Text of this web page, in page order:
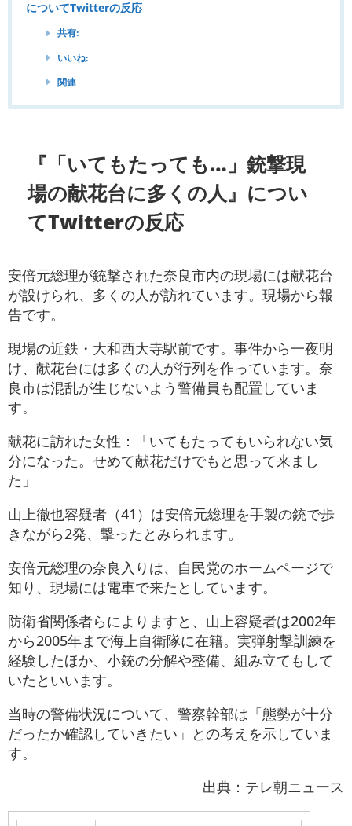
についてTwitterの反応
共有:
いいね:
関連
『「いてもたっても…」銃撃現
場の献花台に多くの人』につい
てTwitterの反応
安倍元総理が銃撃された奈良市内の現場には献花台
が設けられ、多くの人が訪れています。現場から報
告です。
現場の近鉄・大和西大寺駅前です。事件から一夜明
け、献花台には多くの人が行列を作っています。奈
良市は混乱が生じないよう警備員も配置していま
す。
献花に訪れた女性：「いてもたってもいられない気
分になった。せめて献花だけでもと思って来まし
た」
山上徹也容疑者（41）は安倍元総理を手製の銃で歩
きながら2発、撃ったとみられます。
安倍元総理の奈良入りは、自民党のホームページで
知り、現場には電車で来たとしています。
防衛省関係者らによりますと、山上容疑者は2002年
から2005年まで海上自衛隊に在籍。実弾射撃訓練を
経験したほか、小銃の分解や整備、組み立てもして
いたといいます。
当時の警備状況について、警察幹部は「態勢が十分
だったか確認していきたい」との考えを示していま
す。
出典：テレ朝ニュース